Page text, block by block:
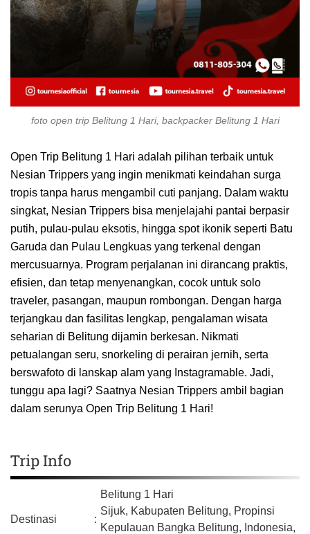
foto open trip Belitung 1 Hari, backpacker Belitung 1 Hari
Open Trip Belitung 1 Hari adalah pilihan terbaik untuk
Nesian Trippers yang ingin menikmati keindahan surga
tropis tanpa harus mengambil cuti panjang. Dalam waktu
singkat, Nesian Trippers bisa menjelajahi pantai berpasir
putih, pulau-pulau eksotis, hingga spot ikonik seperti Batu
Garuda dan Pulau Lengkuas yang terkenal dengan
mercusuarnya. Program perjalanan ini dirancang praktis,
efisien, dan tetap menyenangkan, cocok untuk solo
traveler, pasangan, maupun rombongan. Dengan harga
terjangkau dan fasilitas lengkap, pengalaman wisata
seharian di Belitung dijamin berkesan. Nikmati
petualangan seru, snorkeling di perairan jernih, serta
berswafoto di lanskap alam yang Instagramable. Jadi,
tunggu apa lagi? Saatnya Nesian Trippers ambil bagian
dalam serunya Open Trip Belitung 1 Hari!
Trip Info
Destinasi :
Belitung 1 Hari
Sijuk, Kabupaten Belitung, Propinsi
Kepulauan Bangka Belitung, Indonesia,